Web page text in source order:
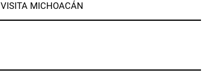
VISITA MICHOACÁN